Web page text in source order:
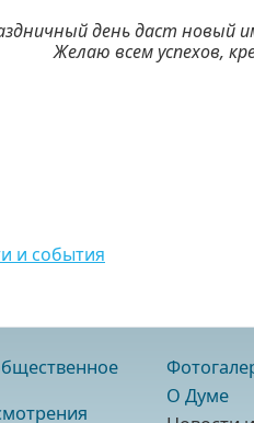
день даст новый
Желаю всем успехов,
и события
О Думе